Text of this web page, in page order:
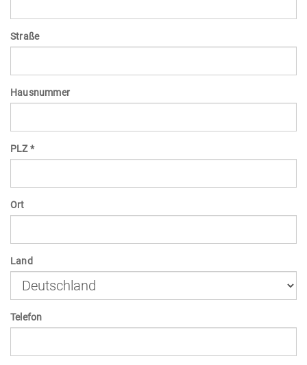
Straße
Hausnummer
PLZ *
Ort
Land
Telefon